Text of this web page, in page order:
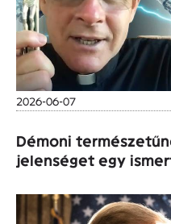
2026-06-07
Démoni
jelenséget egy